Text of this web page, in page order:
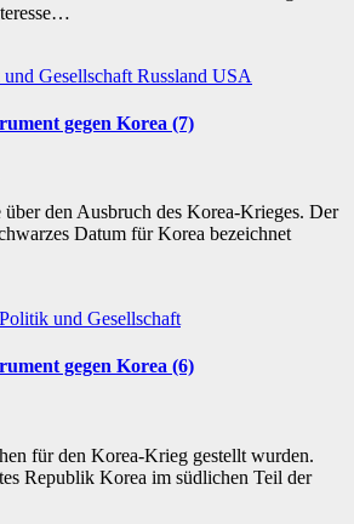
Gesellschaft Russland USA
gegen Korea (7)
über den Ausbruch des Korea-Krieges. Der
Datum für Korea bezeichnet
Politik und Gesellschaft
gegen Korea (6)
für den Korea-Krieg gestellt wurden.
Republik Korea im südlichen Teil der